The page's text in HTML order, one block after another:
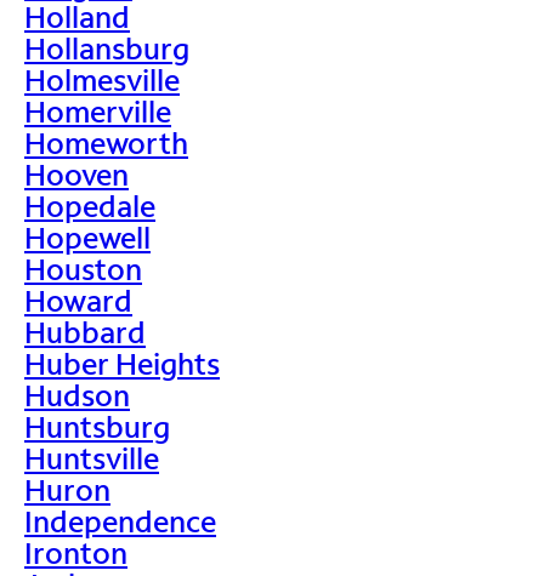
Holland
Hollansburg
Holmesville
Homerville
Homeworth
Hooven
Hopedale
Hopewell
Houston
Howard
Hubbard
Huber Heights
Hudson
Huntsburg
Huntsville
Huron
Independence
Ironton